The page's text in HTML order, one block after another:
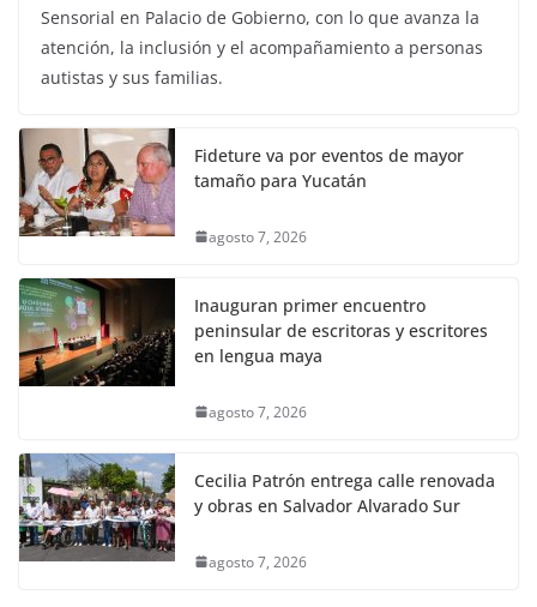
Sensorial en Palacio de Gobierno, con lo que avanza la
atención, la inclusión y el acompañamiento a personas
autistas y sus familias.
Fideture va por eventos de mayor
tamaño para Yucatán
agosto 7, 2026
Inauguran primer encuentro
peninsular de escritoras y escritores
en lengua maya
agosto 7, 2026
Cecilia Patrón entrega calle renovada
y obras en Salvador Alvarado Sur
agosto 7, 2026